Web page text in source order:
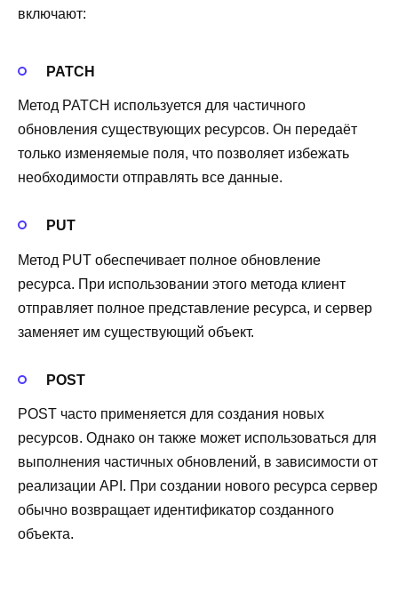
включают:
PATCH
Метод PATCH используется для частичного
обновления существующих ресурсов. Он передаёт
только изменяемые поля, что позволяет избежать
необходимости отправлять все данные.
PUT
Метод PUT обеспечивает полное обновление
ресурса. При использовании этого метода клиент
отправляет полное представление ресурса, и сервер
заменяет им существующий объект.
POST
POST часто применяется для создания новых
ресурсов. Однако он также может использоваться для
выполнения частичных обновлений, в зависимости от
реализации API. При создании нового ресурса сервер
обычно возвращает идентификатор созданного
объекта.